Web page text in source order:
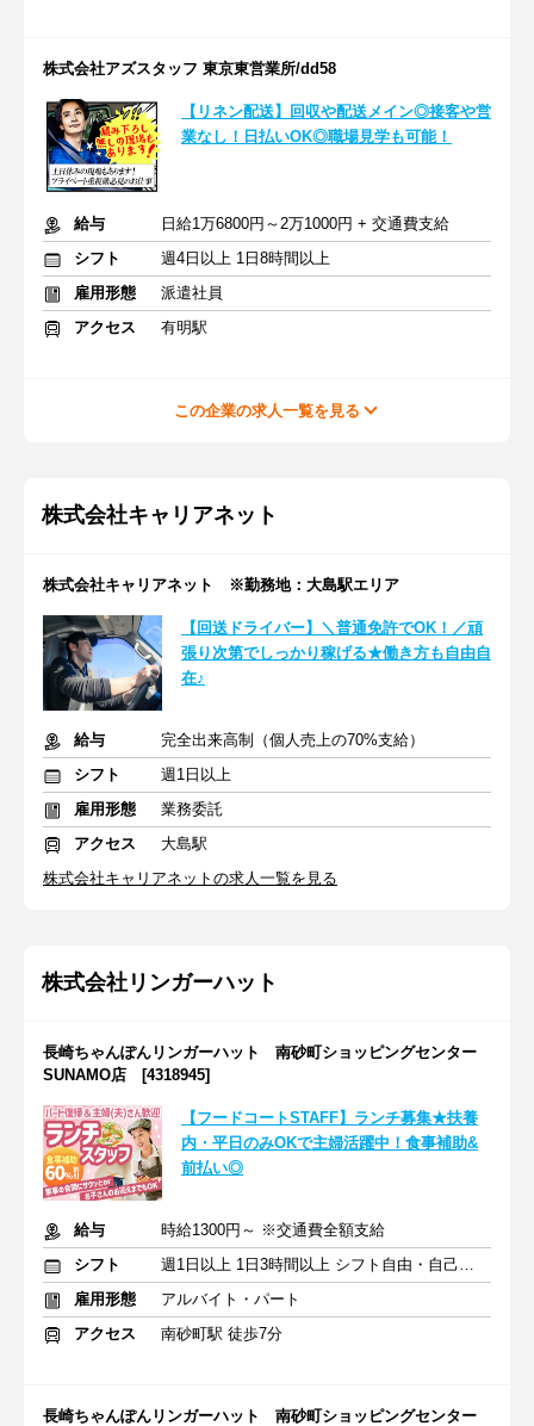
株式会社アズスタッフ 東京東営業所/dd58
【リネン配送】回収や配送メイン◎接客や営
業なし！日払いOK◎職場見学も可能！
給与
日給1万6800円～2万1000円 + 交通費支給
シフト
週4日以上 1日8時間以上
雇用形態
派遣社員
アクセス
有明駅
この企業の求人一覧を見る
株式会社キャリアネット
株式会社キャリアネット ※勤務地：大島駅エリア
【回送ドライバー】＼普通免許でOK！／頑
張り次第でしっかり稼げる★働き方も自由自
在♪
給与
完全出来高制（個人売上の70%支給）
シフト
週1日以上
雇用形態
業務委託
アクセス
大島駅
株式会社キャリアネットの求人一覧を見る
株式会社リンガーハット
長崎ちゃんぽんリンガーハット 南砂町ショッピングセンター
SUNAMO店 [4318945]
【フードコートSTAFF】ランチ募集★扶養
内・平日のみOKで主婦活躍中！食事補助&
前払い◎
給与
時給1300円～ ※交通費全額支給
シフト
週1日以上 1日3時間以上 シフト自由・自己申告
雇用形態
アルバイト・パート
アクセス
南砂町駅 徒歩7分
長崎ちゃんぽんリンガーハット 南砂町ショッピングセンター